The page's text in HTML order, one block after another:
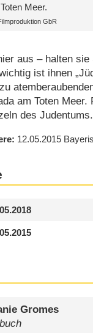
Meer.
GbR
aus – halten
ist ihnen
am Toten
des
12.05.2015
Gromes